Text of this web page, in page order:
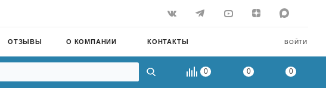
ВОЙТИ
ОТЗЫВЫ О КОМПАНИИ КОНТАКТЫ
0 0 0